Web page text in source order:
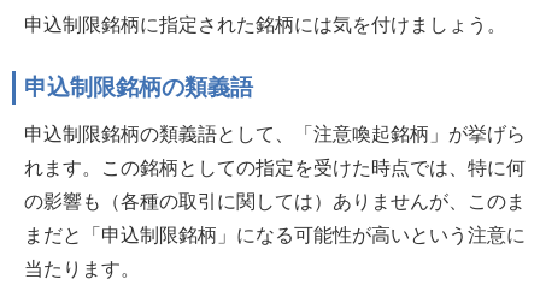
申込制限銘柄に指定された銘柄には気を付けましょう。
申込制限銘柄の類義語
申込制限銘柄の類義語として、「注意喚起銘柄」が挙げら
れます。この銘柄としての指定を受けた時点では、特に何
の影響も（各種の取引に関しては）ありませんが、このま
まだと「申込制限銘柄」になる可能性が高いという注意に
当たります。